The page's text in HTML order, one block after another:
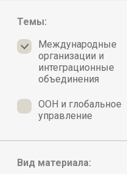
Темы:
Международные
организации и
интеграционные
объединения
ООН и глобальное
управление
Вид материала: